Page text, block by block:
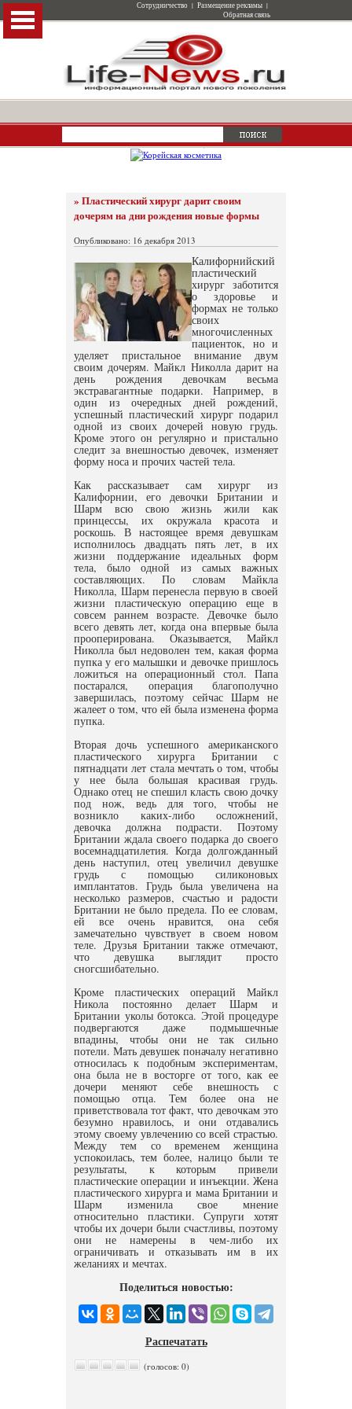
Сотрудничество | Размещение рекламы |
Обратная связь
» Пластический хирург дарит своим
дочерям на дни рождения новые формы
Опубликовано: 16 декабря 2013
Калифорнийский
пластический
хирург заботится
о здоровье и
формах не только
своих
многочисленных
пациенток, но и
уделяет пристальное внимание двум
своим дочерям. Майкл Николла дарит на
день рождения девочкам весьма
экстравагантные подарки. Например, в
один из очередных дней рождений,
успешный пластический хирург подарил
одной из своих дочерей новую грудь.
Кроме этого он регулярно и пристально
следит за внешностью девочек, изменяет
форму носа и прочих частей тела.
Как рассказывает сам хирург из
Калифорнии, его девочки Британии и
Шарм всю свою жизнь жили как
принцессы, их окружала красота и
роскошь. В настоящее время девушкам
исполнилось двадцать пять лет, в их
жизни поддержание идеальных форм
тела, было одной из самых важных
составляющих. По словам Майкла
Николла, Шарм перенесла первую в своей
жизни пластическую операцию еще в
совсем раннем возрасте. Девочке было
всего девять лет, когда она впервые была
прооперирована. Оказывается, Майкл
Николла был недоволен тем, какая форма
пупка у его малышки и девочке пришлось
ложиться на операционный стол. Папа
постарался, операция благополучно
завершилась, поэтому сейчас Шарм не
жалеет о том, что ей была изменена форма
пупка.
Вторая дочь успешного американского
пластического хирурга Британии с
пятнадцати лет стала мечтать о том, чтобы
у нее была большая красивая грудь.
Однако отец не спешил класть свою дочку
под нож, ведь для того, чтобы не
возникло каких-либо осложнений,
девочка должна подрасти. Поэтому
Британии ждала своего подарка до своего
восемнадцатилетия. Когда долгожданный
день наступил, отец увеличил девушке
грудь с помощью силиконовых
имплантатов. Грудь была увеличена на
несколько размеров, счастью и радости
Британии не было предела. По ее словам,
ей все очень нравится, она себя
замечательно чувствует в своем новом
теле. Друзья Британии также отмечают,
что девушка выглядит просто
сногсшибательно.
Кроме пластических операций Майкл
Никола постоянно делает Шарм и
Британии уколы ботокса. Этой процедуре
подвергаются даже подмышечные
впадины, чтобы они не так сильно
потели. Мать девушек поначалу негативно
относилась к подобным экспериментам,
она была не в восторге от того, как ее
дочери меняют себе внешность с
помощью отца. Тем более она не
приветствовала тот факт, что девочкам это
безумно нравилось, и они отдавались
этому своему увлечению со всей страстью.
Между тем со временем женщина
успокоилась, тем более, налицо были те
результаты, к которым привели
пластические операции и инъекции. Жена
пластического хирурга и мама Британии и
Шарм изменила свое мнение
относительно пластики. Супруги хотят
чтобы их дочери были счастливы, поэтому
они не намерены в чем-либо их
ограничивать и отказывать им в их
желаниях и мечтах.
Поделиться новостью:
Распечатать
(голосов: 0)